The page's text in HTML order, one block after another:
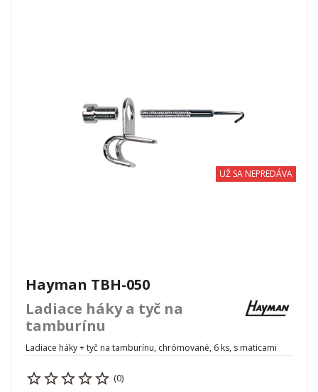
UŽ SA NEPREDÁVA
Hayman TBH-050
Ladiace háky a tyč na
tamburínu
Ladiace háky + tyč na tamburínu, chrómované, 6 ks, s maticami
(0)